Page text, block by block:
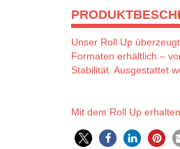
Unser Roll Up
Formaten erhältlich –
Stabilität. Ausgestattet
Mit dem Roll Up